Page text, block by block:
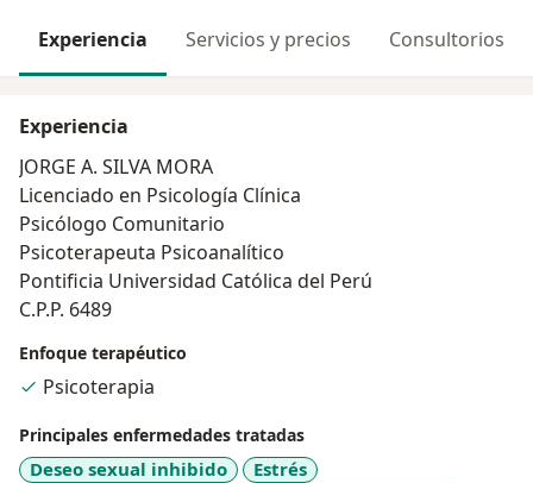
Experiencia Servicios y precios Consultorios
Experiencia
JORGE A. SILVA MORA
Licenciado en Psicología Clínica
Psicólogo Comunitario
Psicoterapeuta Psicoanalítico
Pontificia Universidad Católica del Perú
C.P.P. 6489
Enfoque terapéutico
Psicoterapia
Principales enfermedades tratadas
Deseo sexual inhibido
Estrés